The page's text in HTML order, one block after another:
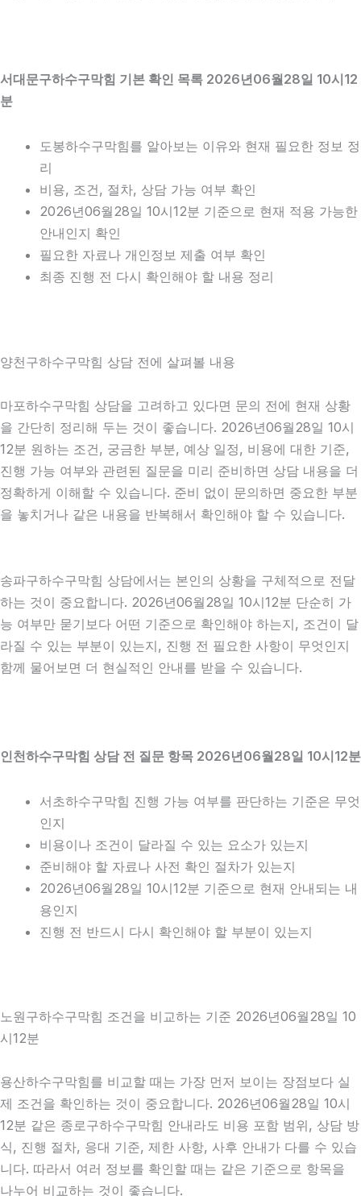
서대문구하수구막힘 기본 확인 목록 2026년06월28일 10시12
분
도봉하수구막힘를 알아보는 이유와 현재 필요한 정보 정
리
비용, 조건, 절차, 상담 가능 여부 확인
2026년06월28일 10시12분 기준으로 현재 적용 가능한
안내인지 확인
필요한 자료나 개인정보 제출 여부 확인
최종 진행 전 다시 확인해야 할 내용 정리
양천구하수구막힘 상담 전에 살펴볼 내용
마포하수구막힘 상담을 고려하고 있다면 문의 전에 현재 상황
을 간단히 정리해 두는 것이 좋습니다. 2026년06월28일 10시
12분 원하는 조건, 궁금한 부분, 예상 일정, 비용에 대한 기준,
진행 가능 여부와 관련된 질문을 미리 준비하면 상담 내용을 더
정확하게 이해할 수 있습니다. 준비 없이 문의하면 중요한 부분
을 놓치거나 같은 내용을 반복해서 확인해야 할 수 있습니다.
송파구하수구막힘 상담에서는 본인의 상황을 구체적으로 전달
하는 것이 중요합니다. 2026년06월28일 10시12분 단순히 가
능 여부만 묻기보다 어떤 기준으로 확인해야 하는지, 조건이 달
라질 수 있는 부분이 있는지, 진행 전 필요한 사항이 무엇인지
함께 물어보면 더 현실적인 안내를 받을 수 있습니다.
인천하수구막힘 상담 전 질문 항목 2026년06월28일 10시12분
서초하수구막힘 진행 가능 여부를 판단하는 기준은 무엇
인지
비용이나 조건이 달라질 수 있는 요소가 있는지
준비해야 할 자료나 사전 확인 절차가 있는지
2026년06월28일 10시12분 기준으로 현재 안내되는 내
용인지
진행 전 반드시 다시 확인해야 할 부분이 있는지
노원구하수구막힘 조건을 비교하는 기준 2026년06월28일 10
시12분
용산하수구막힘를 비교할 때는 가장 먼저 보이는 장점보다 실
제 조건을 확인하는 것이 중요합니다. 2026년06월28일 10시
12분 같은 종로구하수구막힘 안내라도 비용 포함 범위, 상담 방
식, 진행 절차, 응대 기준, 제한 사항, 사후 안내가 다를 수 있습
니다. 따라서 여러 정보를 확인할 때는 같은 기준으로 항목을
나누어 비교하는 것이 좋습니다.